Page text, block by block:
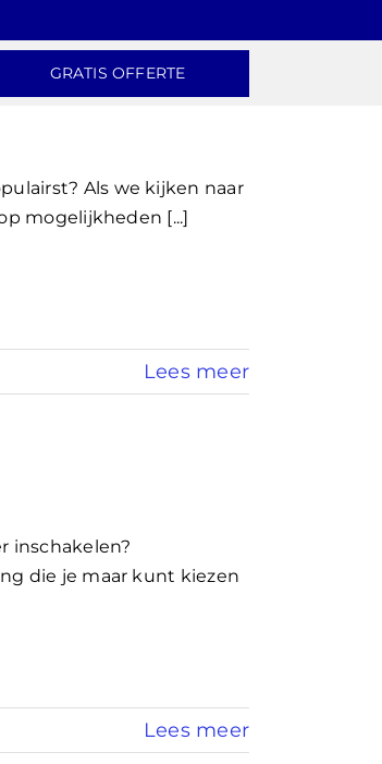
GRATIS OFFERTE
Als we kijken naar
mogelijkheden [...]
Lees meer
inschakelen?
die je maar kunt kiezen
Lees meer